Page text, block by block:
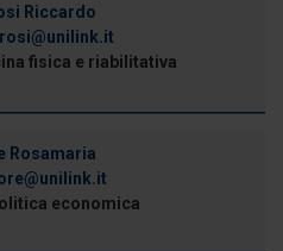
Riccardo
fisica e riabilitativa
Rosamaria
economica